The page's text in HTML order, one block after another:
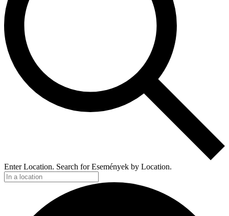
Enter Location. Search for Események by Location.